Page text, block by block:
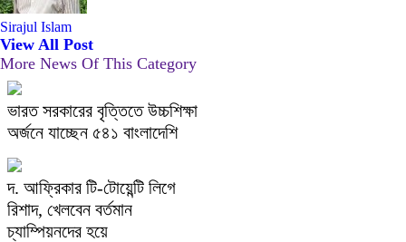
Sirajul Islam
View All Post
More News Of This Category
ভারত সরকারের বৃত্তিতে উচ্চশিক্ষা
অর্জনে যাচ্ছেন ৫৪১ বাংলাদেশি
দ. আফ্রিকার টি-টোয়েন্টি লিগে
রিশাদ, খেলবেন বর্তমান
চ্যাম্পিয়নদের হয়ে